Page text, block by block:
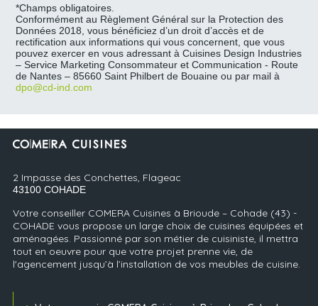
*Champs obligatoires.
Conformément au Règlement Général sur la Protection des
Données 2018, vous bénéficiez d’un droit d’accès et de
rectification aux informations qui vous concernent, que vous
pouvez exercer en vous adressant à Cuisines Design Industries
– Service Marketing Consommateur et Communication - Route
de Nantes – 85660 Saint Philbert de Bouaine ou par mail à
dpo@cd-ind.com
2 Impasse des Conchettes, Flageac
43100 COHADE
Votre conseiller COMERA Cuisines à Brioude – Cohade (43) -
COHADE vous propose un large choix de cuisines équipées et
aménagées. Passionné par son métier de cuisiniste, il mettra
tout en oeuvre pour que votre projet prenne vie, de
l'agencement jusqu’à l’installation de vos meubles de cuisine.